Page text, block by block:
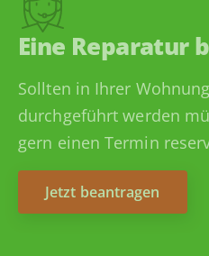
Eine Reparatur
Sollten in Ihrer
durchgeführt werden
gern einen Termin
Jetzt beantragen